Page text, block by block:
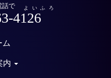
話で よいふろ
4126
ム
内